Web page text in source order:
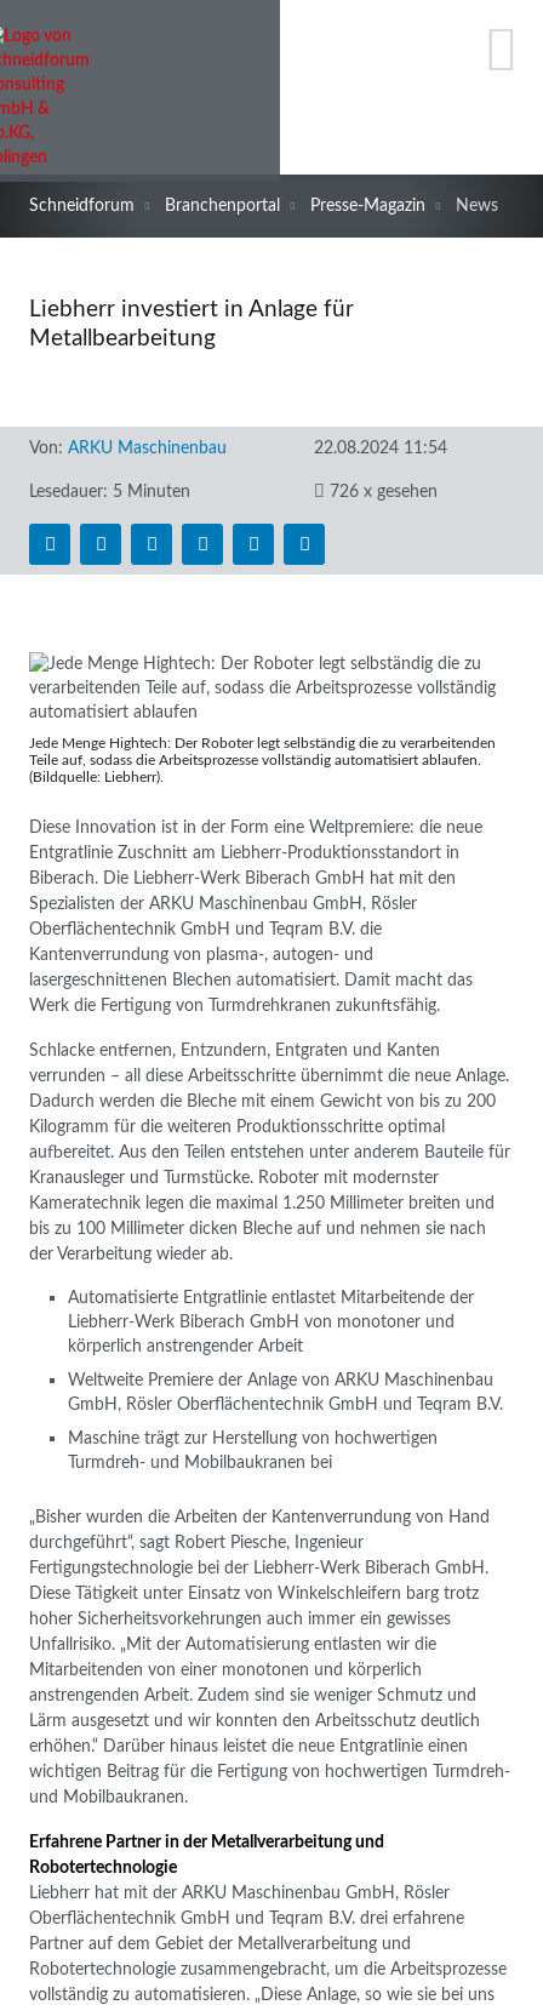
Schneidforum Branchenportal Presse-Magazin News
Liebherr investiert in Anlage für
Metallbearbeitung
Von: ARKU Maschinenbau 22.08.2024 11:54
Lesedauer: 5 Minuten 726 x gesehen
Jede Menge Hightech: Der Roboter legt selbständig die zu verarbeitenden
Teile auf, sodass die Arbeitsprozesse vollständig automatisiert ablaufen.
(Bildquelle: Liebherr).
Diese Innovation ist in der Form eine Weltpremiere: die neue
Entgratlinie Zuschnitt am Liebherr-Produktionsstandort in
Biberach. Die Liebherr-Werk Biberach GmbH hat mit den
Spezialisten der ARKU Maschinenbau GmbH, Rösler
Oberflächentechnik GmbH und Teqram B.V. die
Kantenverrundung von plasma-, autogen- und
lasergeschnittenen Blechen automatisiert. Damit macht das
Werk die Fertigung von Turmdrehkranen zukunftsfähig.
Schlacke entfernen, Entzundern, Entgraten und Kanten
verrunden – all diese Arbeitsschritte übernimmt die neue Anlage.
Dadurch werden die Bleche mit einem Gewicht von bis zu 200
Kilogramm für die weiteren Produktionsschritte optimal
aufbereitet. Aus den Teilen entstehen unter anderem Bauteile für
Kranausleger und Turmstücke. Roboter mit modernster
Kameratechnik legen die maximal 1.250 Millimeter breiten und
bis zu 100 Millimeter dicken Bleche auf und nehmen sie nach
der Verarbeitung wieder ab.
Automatisierte Entgratlinie entlastet Mitarbeitende der
Liebherr-Werk Biberach GmbH von monotoner und
körperlich anstrengender Arbeit
Weltweite Premiere der Anlage von ARKU Maschinenbau
GmbH, Rösler Oberflächentechnik GmbH und Teqram B.V.
Maschine trägt zur Herstellung von hochwertigen
Turmdreh- und Mobilbaukranen bei
„Bisher wurden die Arbeiten der Kantenverrundung von Hand
durchgeführt“, sagt Robert Piesche, Ingenieur
Fertigungstechnologie bei der Liebherr-Werk Biberach GmbH.
Diese Tätigkeit unter Einsatz von Winkelschleifern barg trotz
hoher Sicherheitsvorkehrungen auch immer ein gewisses
Unfallrisiko. „Mit der Automatisierung entlasten wir die
Mitarbeitenden von einer monotonen und körperlich
anstrengenden Arbeit. Zudem sind sie weniger Schmutz und
Lärm ausgesetzt und wir konnten den Arbeitsschutz deutlich
erhöhen.“ Darüber hinaus leistet die neue Entgratlinie einen
wichtigen Beitrag für die Fertigung von hochwertigen Turmdreh-
und Mobilbaukranen.
Erfahrene Partner in der Metallverarbeitung und
Robotertechnologie
Liebherr hat mit der ARKU Maschinenbau GmbH, Rösler
Oberflächentechnik GmbH und Teqram B.V. drei erfahrene
Partner auf dem Gebiet der Metallverarbeitung und
Robotertechnologie zusammengebracht, um die Arbeitsprozesse
vollständig zu automatisieren. „Diese Anlage, so wie sie bei uns